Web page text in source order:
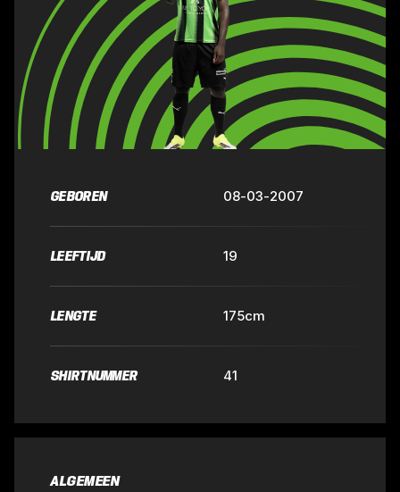
GEBOREN 08-03-2007
LEEFTIJD 19
LENGTE 175cm
SHIRTNUMMER 41
ALGEMEEN